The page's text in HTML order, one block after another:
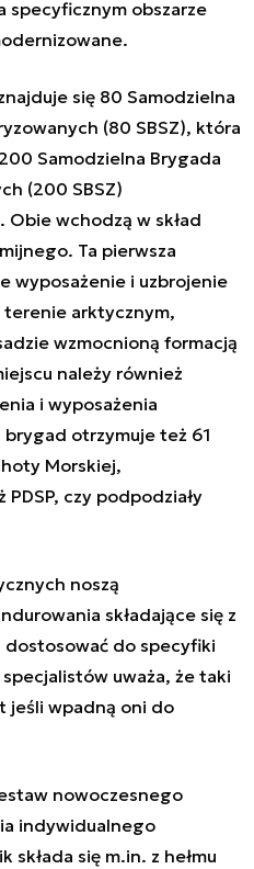
specyficznym obszarze
się 80 Samodzielna
(80 SBSZ), która
Samodzielna Brygada
(200 SBSZ)
Obie wchodzą w skład
Ta pierwsza
wyposażenie i uzbrojenie
terenie arktycznym,
wzmocnioną formacją
należy również
i wyposażenia
otrzymuje też 61
Morskiej,
czy podpodziały
noszą
składające się z
do specyfiki
uważa, że taki
jeśli wpadną oni do
nowoczesnego
indywidualnego
składa się m.in. z hełmu